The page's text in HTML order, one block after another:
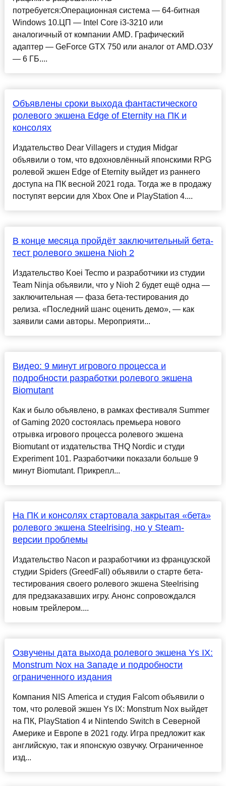
потребуется:Операционная система — 64-битная
Windows 10.ЦП — Intel Core i3-3210 или
аналогичный от компании AMD. Графический
адаптер — GeForce GTX 750 или аналог от AMD.ОЗУ
— 6 ГБ....
Объявлены сроки выхода фантастического
ролевого экшена Edge of Eternity на ПК и
консолях
Издательство Dear Villagers и студия Midgar
объявили о том, что вдохновлённый японскими RPG
ролевой экшен Edge of Eternity выйдет из раннего
доступа на ПК весной 2021 года. Тогда же в продажу
поступят версии для Xbox One и PlayStation 4....
В конце месяца пройдёт заключительный бета-
тест ролевого экшена Nioh 2
Издательство Koei Tecmo и разработчики из студии
Team Ninja объявили, что у Nioh 2 будет ещё одна —
заключительная — фаза бета-тестирования до
релиза. «Последний шанс оценить демо», — как
заявили сами авторы. Мероприяти...
Видео: 9 минут игрового процесса и
подробности разработки ролевого экшена
Biomutant
Как и было объявлено, в рамках фестиваля Summer
of Gaming 2020 состоялась премьера нового
отрывка игрового процесса ролевого экшена
Biomutant от издательства THQ Nordic и студи
Experiment 101. Разработчики показали больше 9
минут Biomutant. Прикрепл...
На ПК и консолях стартовала закрытая «бета»
ролевого экшена Steelrising, но у Steam-
версии проблемы
Издательство Nacon и разработчики из французской
студии Spiders (GreedFall) объявили о старте бета-
тестирования своего ролевого экшена Steelrising
для предзаказавших игру. Анонс сопровождался
новым трейлером....
Озвучены дата выхода ролевого экшена Ys IX:
Monstrum Nox на Западе и подробности
ограниченного издания
Компания NIS America и студия Falcom объявили о
том, что ролевой экшен Ys IX: Monstrum Nox выйдет
на ПК, PlayStation 4 и Nintendo Switch в Северной
Америке и Европе в 2021 году. Игра предложит как
английскую, так и японскую озвучку. Ограниченное
изд...